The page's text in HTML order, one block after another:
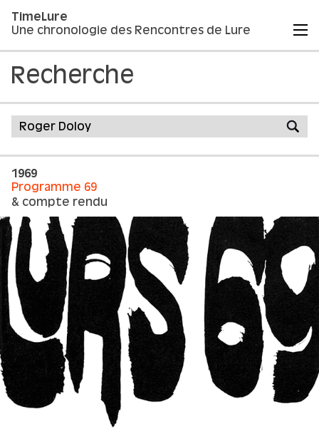
TimeLure
Une chronologie des Rencontres de Lure
Recherche
1969
Programme 69
& compte rendu